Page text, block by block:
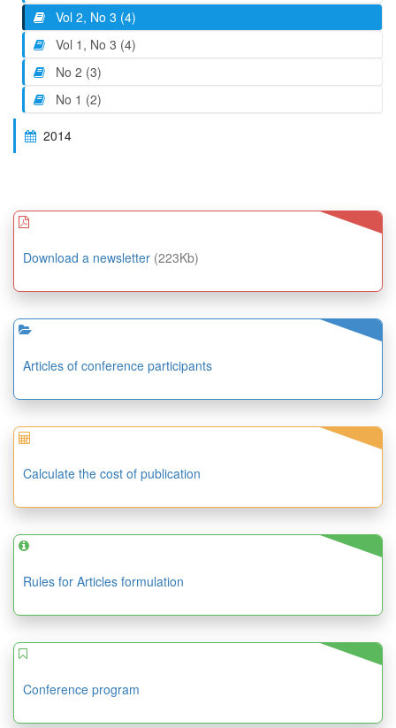
Vol 2, No 3 (4)
Vol 1, No 3 (4)
No 2 (3)
No 1 (2)
2014
Download a newsletter (223Kb)
Articles of conference participants
Calculate the cost of publication
Rules for Articles formulation
Conference program